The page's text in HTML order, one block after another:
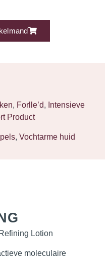
, Forlle’d, Intensieve
Product
, Vochtarme huid
Lotion
moleculaire